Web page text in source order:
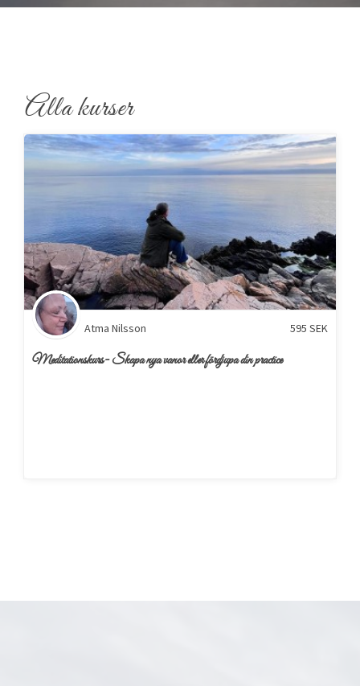
Alla kurser
Atma Nilsson 595 SEK
Meditationskurs- Skapa nya vanor eller fördjupa din practice